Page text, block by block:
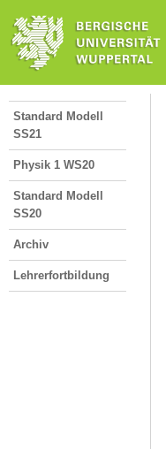
Standard Modell
SS21
Physik 1 WS20
Standard Modell
SS20
Archiv
Lehrerfortbildung